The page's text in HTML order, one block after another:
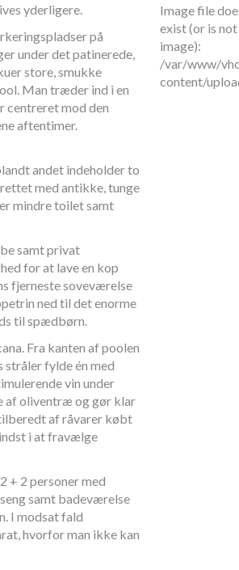
yderligere.
på
under det patinerede,
store, smukke
Man træder ind i en
centreret mod den
aftentimer.
andet indeholder to
med antikke, tunge
mindre toilet samt
samt privat
for at lave en kop
fjerneste soveværelse
ned til det enorme
til spædbørn.
Fra kanten af poolen
stråler fylde én med
vin under
af oliventræ og gør klar
af råvarer købt
i at fravælge
+ 2 personer med
samt badeværelse
I modsat fald
hvorfor man ikke kan
Image file
exist (or is not
image):
/var/www/
content/